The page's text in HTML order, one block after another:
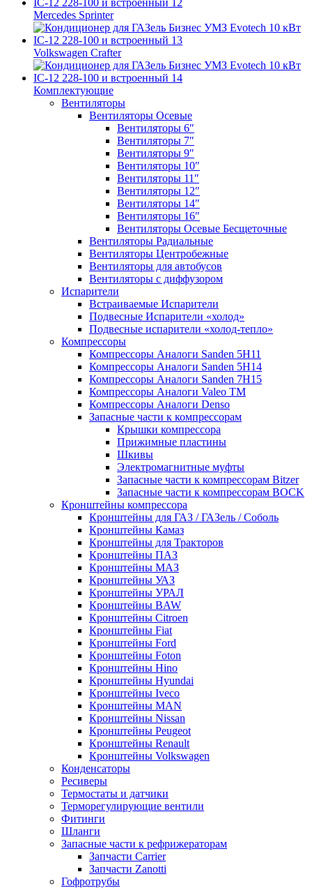
Mercedes Sprinter
Volkswagen Crafter
Комплектующие
Вентиляторы
Вентиляторы Осевые
Вентиляторы 6″
Вентиляторы 7″
Вентиляторы 9″
Вентиляторы 10″
Вентиляторы 11″
Вентиляторы 12″
Вентиляторы 14″
Вентиляторы 16″
Вентиляторы Осевые Бесщеточные
Вентиляторы Радиальные
Вентиляторы Центробежные
Вентиляторы для автобусов
Вентиляторы с диффузором
Испарители
Встраиваемые Испарители
Подвесные Испарители «холод»
Подвесные испарители «холод-тепло»
Компрессоры
Компрессоры Аналоги Sanden 5H11
Компрессоры Аналоги Sanden 5H14
Компрессоры Аналоги Sanden 7H15
Компрессоры Аналоги Valeo ТМ
Компрессоры Аналоги Denso
Запасные части к компрессорам
Крышки компрессора
Прижимные пластины
Шкивы
Электромагнитные муфты
Запасные части к компрессорам Bitzer
Запасные части к компрессорам BOCK
Кронштейны компрессора
Кронштейны для ГАЗ / ГАЗель / Соболь
Кронштейны Камаз
Кронштейны для Тракторов
Кронштейны ПАЗ
Кронштейны МАЗ
Кронштейны УАЗ
Кронштейны УРАЛ
Кронштейны BAW
Кронштейны Citroen
Кронштейны Fiat
Кронштейны Ford
Кронштейны Foton
Кронштейны Hino
Кронштейны Hyundai
Кронштейны Iveco
Кронштейны MAN
Кронштейны Nissan
Кронштейны Peugeot
Кронштейны Renault
Кронштейны Volkswagen
Конденсаторы
Ресиверы
Термостаты и датчики
Терморегулирующие вентили
Фитинги
Шланги
Запасные части к рефрижераторам
Запчасти Carrier
Запчасти Zanotti
Гофротрубы